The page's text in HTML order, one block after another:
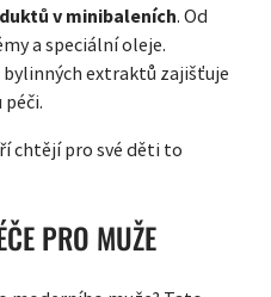
v minibaleních. Od
a speciální oleje.
extraktů zajišťuje
chtějí pro své děti to
PRO MUŽE